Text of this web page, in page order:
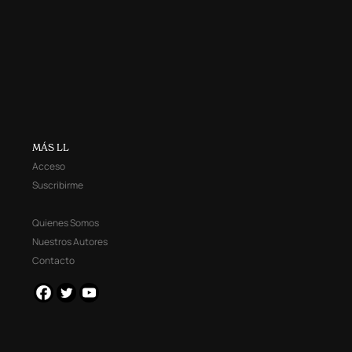
MÁS LL
Acceso
Suscribirme
Quienes Somos
Nuestros Autores
Contacto